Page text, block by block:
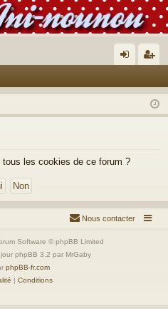
ne
xi
nr
eg
les cookies de ce forum ?
Nous contacter
Software © phpBB Limited
phpBB 3.2 par MrGaby
phpBB-fr.com
| Conditions